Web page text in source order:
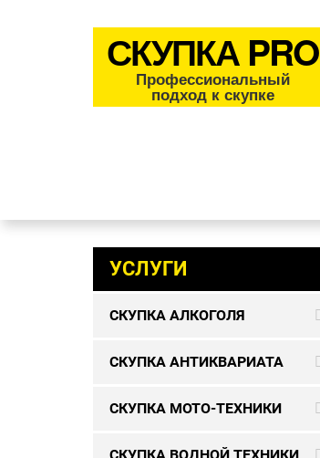
СКУПКА PRO
Профессиональный
подход к скупке
УСЛУГИ
СКУПКА АЛКОГОЛЯ
СКУПКА АНТИКВАРИАТА
СКУПКА МОТО-ТЕХНИКИ